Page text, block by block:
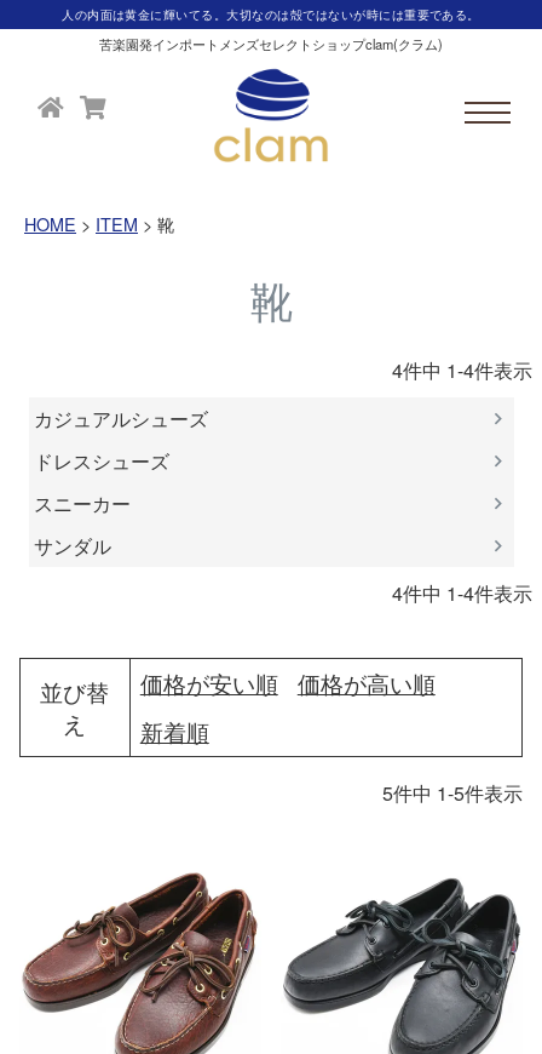
人の内面は黄金に輝いてる。大切なのは殻ではないが時には重要である。
苦楽園発インポートメンズセレクトショップclam(クラム)
HOME ITEM 靴
靴
4件中 1-4件表示
カジュアルシューズ
ドレスシューズ
スニーカー
サンダル
4件中 1-4件表示
並び替
え
価格が安い順
価格が高い順
新着順
5件中 1-5件表示